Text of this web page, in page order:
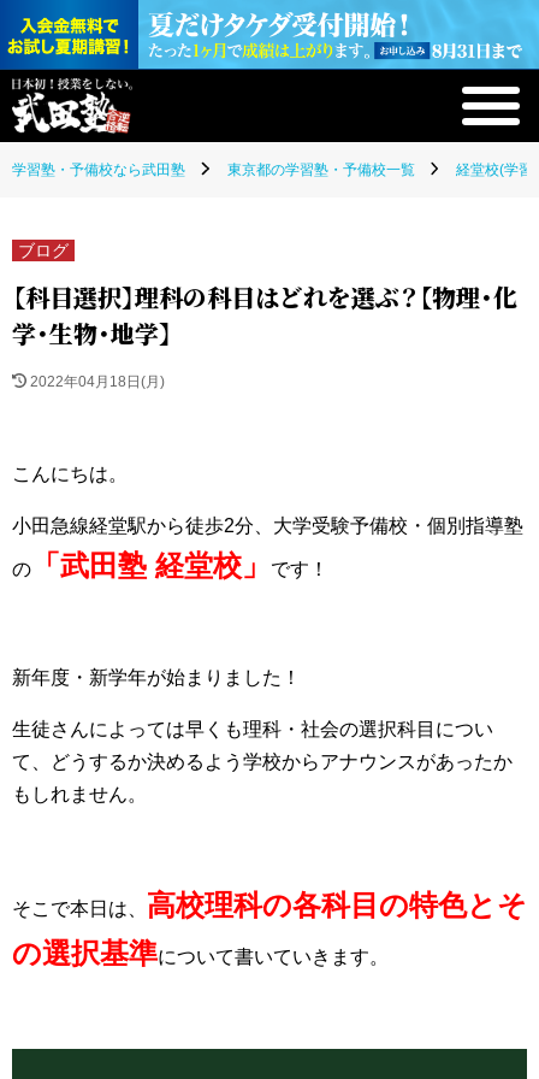
学習塾・予備校なら武田塾 東京都の学習塾・予備校一覧 経堂校(学習
ブログ
【科目選択】理科の科目はどれを選ぶ？【物理・化
学・生物・地学】
2022年04月18日(月)
こんにちは。
小田急線経堂駅から徒歩2分、大学受験予備校・個別指導塾
の 「武田塾 経堂校」 です！
新年度・新学年が始まりました！
生徒さんによっては早くも理科・社会の選択科目につい
て、どうするか決めるよう学校からアナウンスがあったか
もしれません。
そこで本日は、 高校理科の各科目の特色とそ
の選択基準について書いていきます。